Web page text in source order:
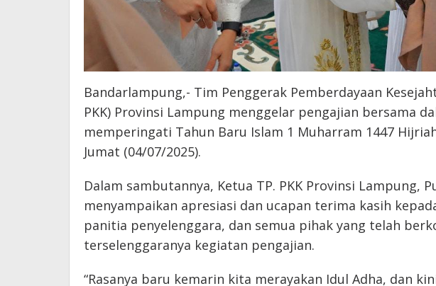
Bandarlampung,- Tim Penggerak Pemberdayaan
PKK) Provinsi Lampung menggelar pengajian bersama
memperingati Tahun Baru Islam 1 Muharram 1447
Jumat (04/07/2025).
Dalam sambutannya, Ketua TP. PKK Provinsi Lampung,
menyampaikan apresiasi dan ucapan terima kasih
panitia penyelenggara, dan semua pihak yang telah
terselenggaranya kegiatan pengajian.
“Rasanya baru kemarin kita merayakan Idul Adha, dan